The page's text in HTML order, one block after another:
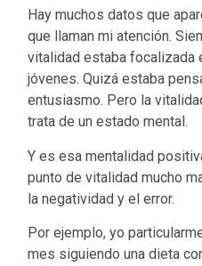
Hay muchos datos que
que llaman mi atención.
vitalidad estaba focalizada
jóvenes. Quizá estaba
entusiasmo. Pero la
trata de un estado mental.
Y es esa mentalidad
punto de vitalidad mucho
la negatividad y el error.
Por ejemplo, yo
mes siguiendo una dieta